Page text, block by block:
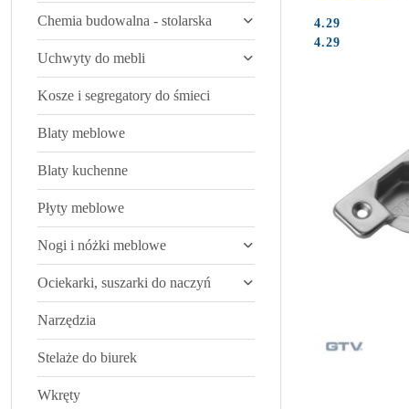
Chemia budowalna - stolarska
Uchwyty do mebli
Kosze i segregatory do śmieci
Blaty meblowe
Blaty kuchenne
Płyty meblowe
Nogi i nóżki meblowe
Ociekarki, suszarki do naczyń
Narzędzia
Stelaże do biurek
Wkręty
Cena:
4.29
Cena:
4.29